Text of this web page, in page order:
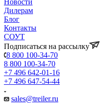
Дилерам
Блог
Контакты
СОУТ
Подписаться на рассылку
8 800 100-34-70
8 800 100-34-70
+7 496 642-01-16
+7 496 647-54-44
sales@treiler.ru